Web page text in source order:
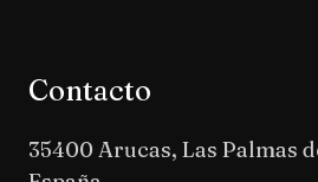
Contacto
35400 Arucas, Las Palmas